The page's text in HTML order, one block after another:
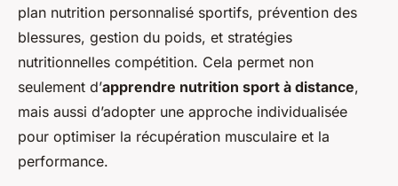
plan nutrition personnalisé sportifs, prévention des
blessures, gestion du poids, et stratégies
nutritionnelles compétition. Cela permet non
seulement d’apprendre nutrition sport à distance,
mais aussi d’adopter une approche individualisée
pour optimiser la récupération musculaire et la
performance.